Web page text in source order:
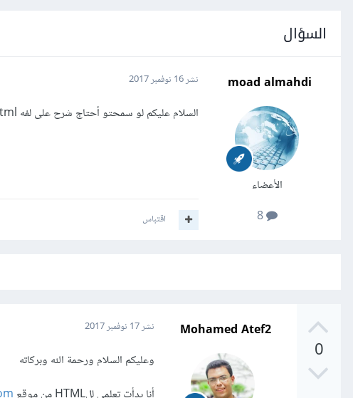
السؤال
moad almahdi
الأعضاء
8
نشر16 نوفمبر 2017
السلام عليكم لو سمحتو أحتاج شرح على لفه html من الصفر حتى الاحتراف
اقتباس
0
Mohamed Atef2 نشر17 نوفمبر 2017
وعليكم السلام ورحمة الله وبركاته